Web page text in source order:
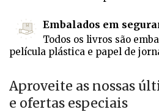
Embalados em
Todos os livros são
película plástica e papel de
Aproveite as nossas
e ofertas especiais